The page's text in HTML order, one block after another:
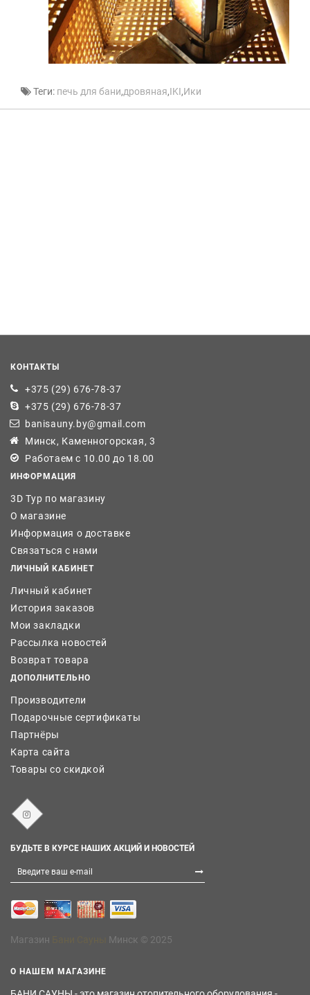
Теги: печь для бани,дровяная,IKI,Ики
КОНТАКТЫ
+375 (29) 676-78-37
+375 (29) 676-78-37
banisauny.by@gmail.com
Минск, Каменногорская, 3
Работаем с 10.00 до 18.00
ИНФОРМАЦИЯ
3D Тур по магазину
О магазине
Информация о доставке
Связаться с нами
ЛИЧНЫЙ КАБИНЕТ
Личный кабинет
История заказов
Мои закладки
Рассылка новостей
Возврат товара
ДОПОЛНИТЕЛЬНО
Производители
Подарочные сертификаты
Партнёры
Карта сайта
Товары со скидкой
БУДЬТЕ В КУРСЕ НАШИХ АКЦИЙ И НОВОСТЕЙ
Магазин Минск © 2025
О НАШЕМ МАГАЗИНЕ